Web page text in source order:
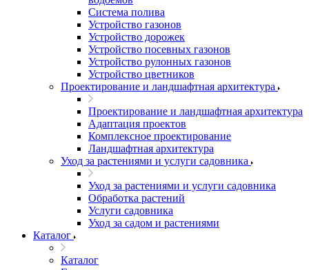
Система полива
Устройство газонов
Устройство дорожек
Устройство посевных газонов
Устройство рулонных газонов
Устройство цветников
Проектирование и ландшафтная архитектура
Проектирование и ландшафтная архитектура
Адаптация проектов
Комплексное проектирование
Ландшафтная архитектура
Уход за растениями и услуги садовника
Уход за растениями и услуги садовника
Обработка растений
Услуги садовника
Уход за садом и растениями
Каталог
Каталог